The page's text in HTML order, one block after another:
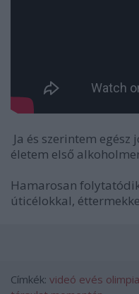
Ja és szerintem
életem első
Hamarosan
úticélokkal,
Címkék: videó evés olimpia